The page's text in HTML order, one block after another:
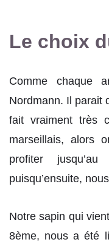
Le choix
Comme chaque
Nordmann. Il parait
fait vraiment très
marseillais, alors
profiter
puisqu’ensuite,
Notre sapin qui
8ème, nous a été